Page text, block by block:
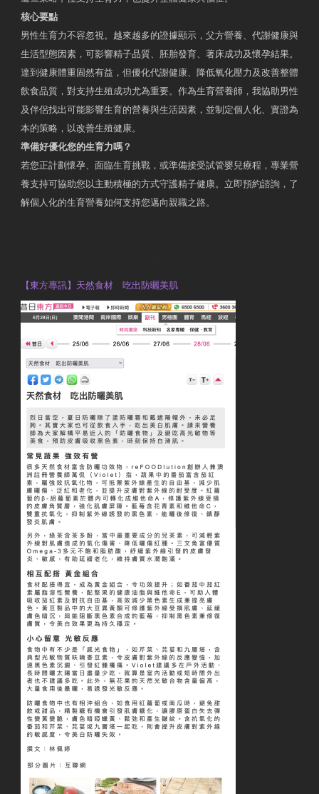
核心要點
男性生育力不容忽視。越來越多的證據顯示，父方營養、代謝健康與
生活型態因素，可影響精子品質、胚胎發育、著床成功及懷孕結果。
達到健康體重固然有益，但優化代謝健康、降低氧化壓力及改善整體
飲食品質，對支持生殖成功尤為重要。作為生育營養師，我協助男性
及伴侶找出可能影響生育的營養與生活因素，並制定個人化、實證為
本的策略，以改善生殖健康。
準備好優化您的生育力嗎？
若您正計劃懷孕、面臨生育挑戰，或準備接受試管嬰兒療程，專業營
養支持可協助您以主動積極的方式守護精子健康。立即預約諮詢，了
解個人化的生育營養如何支持您邁向親職之路。
【東方專訊】天然食材 吃出防曬美肌